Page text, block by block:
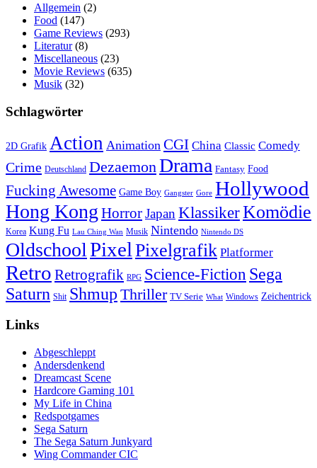
Allgemein (2)
Food (147)
Game Reviews (293)
Literatur(8)
Miscellaneous (23)
Movie Reviews (635)
Musik (32)
Schlagwörter
2D Grafik Action Animation CGI China Classic Comedy
Crime Deutschland DezaemonDrama Fantasy Food
Fucking Awesome Game Boy Gangster Gore Hollywood
Hong Kong HorrorJapanKlassikerKomödie
Korea Kung Fu Lau Ching Wan Musik Nintendo Nintendo DS
OldschoolPixel Pixelgrafik Platformer
Retro Retrografik RPG Science-Fiction Sega
Saturn Shit Shmup Thriller TV Serie What Windows Zeichentrick
Links
Abgeschleppt
Andersdenkend
Dreamcast Scene
Hardcore Gaming 101
My Life in China
Redspotgames
Sega Saturn
The Sega Saturn Junkyard
Wing Commander CIC